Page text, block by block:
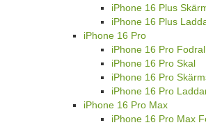
iPhone 16 Plus
iPhone 16 Plus
iPhone 16 Pro
iPhone 16 Pro Fodral
iPhone 16 Pro Skal
iPhone 16 Pro
iPhone 16 Pro
iPhone 16 Pro Max
iPhone 16 Pro Max